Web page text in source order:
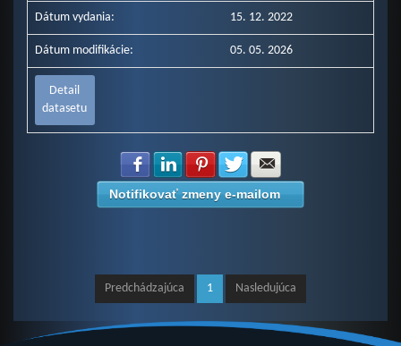
Dátum vydania: 15. 12. 2022
Dátum modifikácie: 05. 05. 2026
Detail
datasetu
Zdielať na Facebook
Zdielať na LinkedIn
Zdielať na Pinterest
Zdielať na Twitter
Notifikovať zmeny e-mailom
Predchádzajúca 1 Nasledujúca